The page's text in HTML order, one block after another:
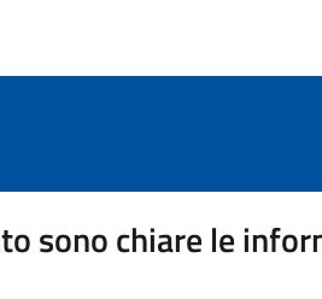
sono chiare le